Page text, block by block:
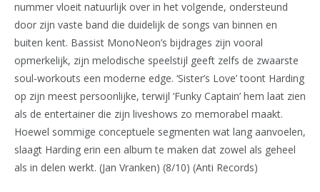
nummer vloeit natuurlijk over in het volgende, ondersteund
door zijn vaste band die duidelijk de songs van binnen en
buiten kent. Bassist MonoNeon’s bijdrages zijn vooral
opmerkelijk, zijn melodische speelstijl geeft zelfs de zwaarste
soul-workouts een moderne edge. ‘Sister’s Love’ toont Harding
op zijn meest persoonlijke, terwijl ‘Funky Captain’ hem laat zien
als de entertainer die zijn liveshows zo memorabel maakt.
Hoewel sommige conceptuele segmenten wat lang aanvoelen,
slaagt Harding erin een album te maken dat zowel als geheel
als in delen werkt. (Jan Vranken) (8/10) (Anti Records)